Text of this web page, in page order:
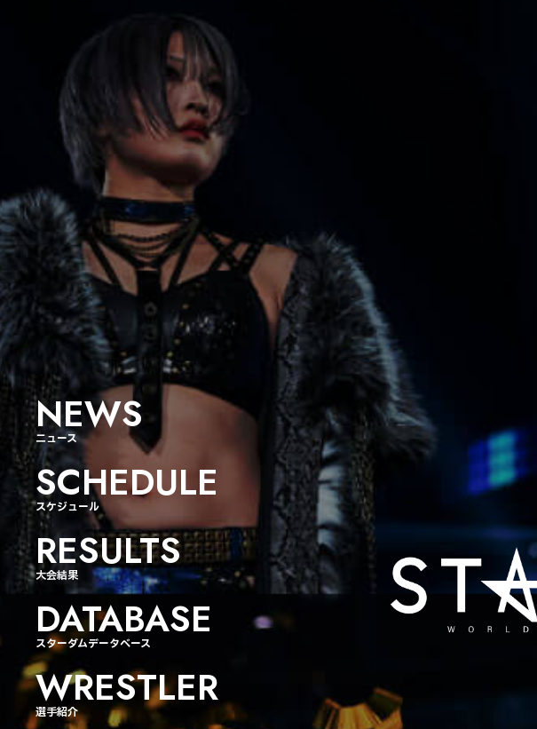
NEWS
ニュース
SCHEDULE
スケジュール
RESULTS
大会結果
DATABASE
スターダムデータベース
WRESTLER
選手紹介